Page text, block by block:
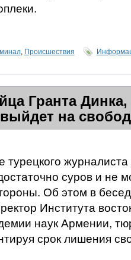
, Происшествия
Гранта
на
турецкого журналиста
суров и не
Об этом в
Института
наук Армении,
срок лишения